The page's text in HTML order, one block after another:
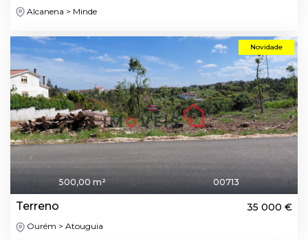
Alcanena > Minde
Novidade
500,00 m² 00713
Terreno 35 000 €
Ourém > Atouguia